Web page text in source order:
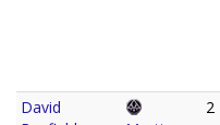
David
2